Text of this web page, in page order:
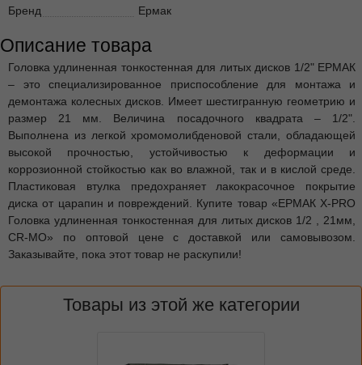
Бренд
Ермак
Описание товара
Головка удлиненная тонкостенная для литых дисков 1/2" ЕРМАК
– это специализированное приспособление для монтажа и
демонтажа колесных дисков. Имеет шестигранную геометрию и
размер 21 мм. Величина посадочного квадрата – 1/2".
Выполнена из легкой хромомолибденовой стали, обладающей
высокой прочностью, устойчивостью к деформации и
коррозионной стойкостью как во влажной, так и в кислой среде.
Пластиковая втулка предохраняет лакокрасочное покрытие
диска от царапин и повреждений. Купите товар «ЕРМАК X-PRO
Головка удлиненная тонкостенная для литых дисков 1/2 , 21мм,
CR-MO» по оптовой цене с доставкой или самовывозом.
Заказывайте, пока этот товар не раскупили!
Товары из этой же категории